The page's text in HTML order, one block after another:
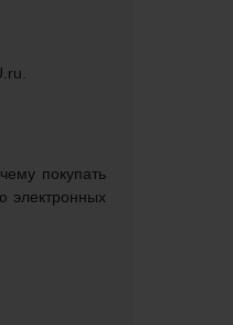
покупать
электронных